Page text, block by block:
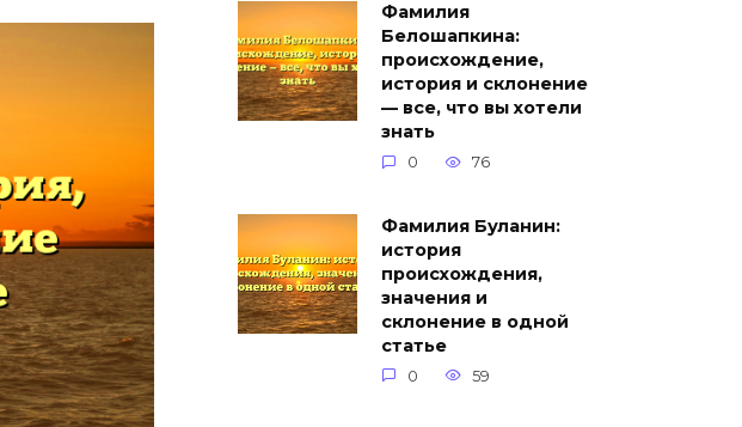
Фамилия
Белошапкина:
происхождение,
история и склонение
— все, что вы хотели
знать
0 76
Фамилия Буланин:
история
происхождения,
значения и
склонение в одной
статье
0 59